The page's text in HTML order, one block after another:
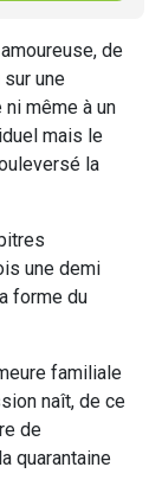
de
une
même à un
mais le
la
une demi
forme du
familiale
naît, de ce
de
quarantaine